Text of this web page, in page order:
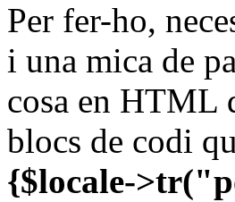
Per fer-ho,
i una mica de
cosa en HTML
blocs de codi
{$locale-